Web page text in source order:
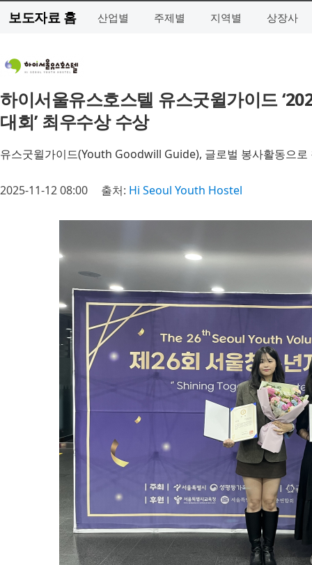
보도자료 홈 산업별 주제별 지역별 상장사
하이서울유스호스텔 유스굿윌가이드
대회’ 최우수상 수상
유스굿윌가이드(Youth Goodwill Guide), 글로벌 봉사활동으로
2025-11-12 08:00 출처: Hi Seoul Youth Hostel